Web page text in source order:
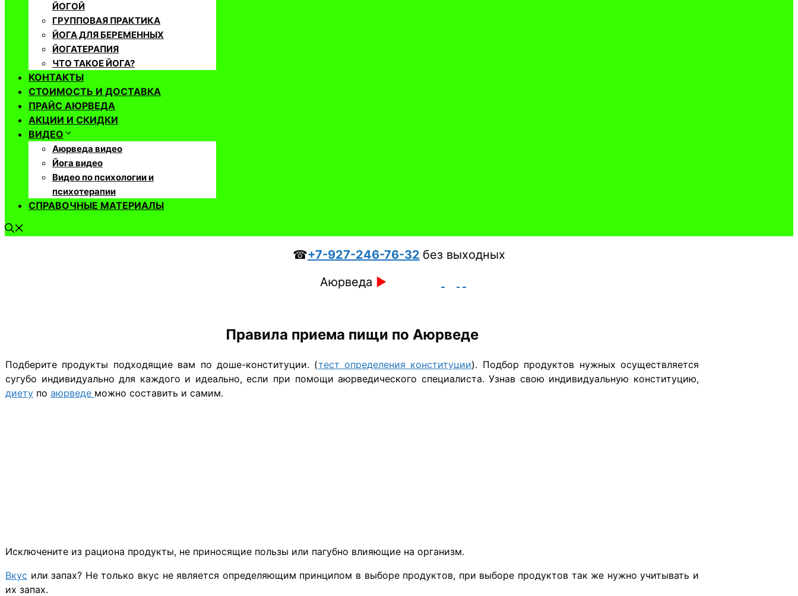
ЙОГОЙ
ГРУППОВАЯ ПРАКТИКА
ЙОГА ДЛЯ БЕРЕМЕННЫХ
ЙОГАТЕРАПИЯ
ЧТО ТАКОЕ ЙОГА?
КОНТАКТЫ
СТОИМОСТЬ И ДОСТАВКА
ПРАЙС АЮРВЕДА
АКЦИИ И СКИДКИ
ВИДЕО
Аюрведа видео
Йога видео
Видео по психологии и
психотерапии
СПРАВОЧНЫЕ МАТЕРИАЛЫ
☎+7-927-246-76-32 без выходных
Аюрведа ►
Правила приема пищи по Аюрведе
​Подберите продукты подходящие вам по доше-конституции. (тест определения конституции). Подбор продуктов нужных осуществляется
сугубо индивидуально для каждого и идеально, если при помощи аюрведического специалиста. Узнав свою индивидуальную конституцию,
диету по аюрведе можно составить и самим.
Исключените из рациона продукты, не приносящие пользы или пагубно влияющие на организм.
Вкус или запах? Не только вкус не является определяющим принципом в выборе продуктов, при выборе продуктов так же нужно учитывать и
их запах.